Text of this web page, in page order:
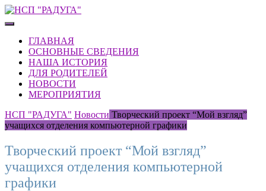
Skip
to
Skip
content
Open
ButtonГЛАВНАЯ
ОСНОВНЫЕ СВЕДЕНИЯ
НАША ИСТОРИЯ
ДЛЯ РОДИТЕЛЕЙ
НОВОСТИ
МЕРОПРИЯТИЯ
CLOSE
BUTTON
НСП "РАДУГА" Новости Творческий проект “Мой взгляд”
учащихся отделения компьютерной графики
Творческий проект “Мой взгляд”
учащихся отделения компьютерной
графики